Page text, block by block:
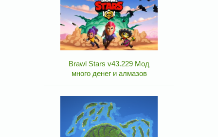
Brawl Stars v43.229 Мод
много денег и алмазов